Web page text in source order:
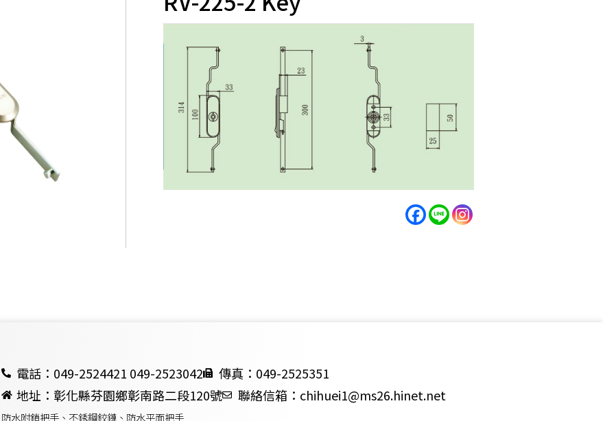
電話：049-2524421 049-2523042
傳真：049-2525351
地址：彰化縣芬園鄉彰南路二段120號
聯絡信箱：chihuei1@ms26.hinet.net
防水附鎖把手、不銹鋼鉸鏈、防水平面把手